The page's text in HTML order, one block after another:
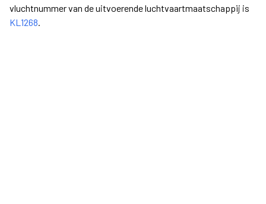
vluchtnummer van de uitvoerende luchtvaartmaatschappij is
KL1268.